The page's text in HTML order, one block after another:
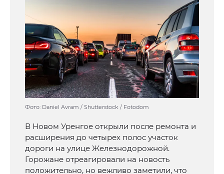
Фото: Daniel Avram / Shutterstock / Fotodom
В Новом Уренгое открыли после ремонта и
расширения до четырех полос участок
дороги на улице Железнодорожной.
Горожане отреагировали на новость
положительно, но вежливо заметили, что